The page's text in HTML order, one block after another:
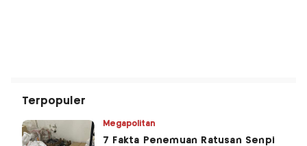
Terpopuler
Megapolitan
7 Fakta Penemuan Ratusan Senpi